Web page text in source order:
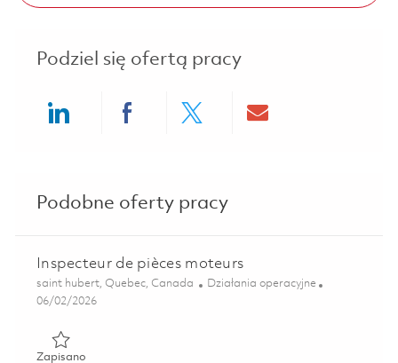
Podziel się ofertą pracy
Podobne oferty pracy
Inspecteur de pièces moteurs
Lokalizacja
saint hubert, Quebec, Canada Kategoria
Działania operacyjne
Posted Date
06/02/2026
ZapisanoZapisano Inspecteur de pièces moteurs 01850086